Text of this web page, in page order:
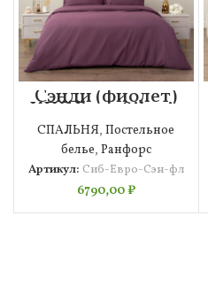
Сэнди (фиолет)
КПБ Евро Siberia
СПАЛЬНЯ,Постельное
белье, Ранфорс
Артикул: Сиб-Евро-Сэн-фл
6790,00₽